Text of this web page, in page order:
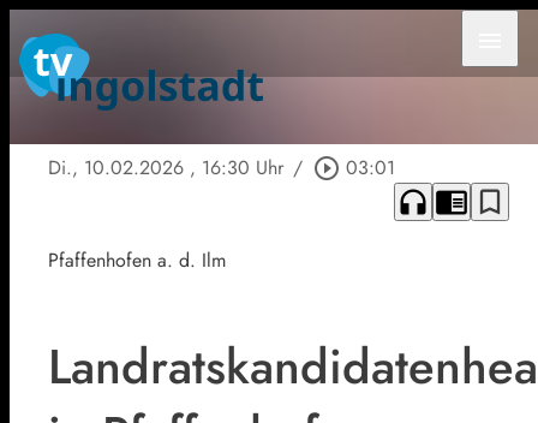
Di., 10.02.2026 , 16:30 Uhr / play_circle_outline 03:01
headphones chrome_reader_mode bookmark_border
Pfaffenhofen a. d. Ilm